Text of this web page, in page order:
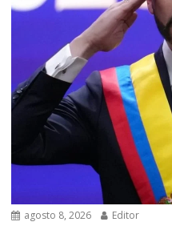
agosto 8, 2026 Editor